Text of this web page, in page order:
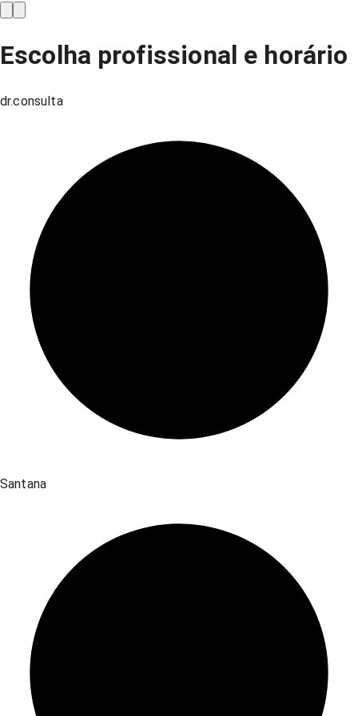
Escolha profissional e horário
dr.consulta
Santana